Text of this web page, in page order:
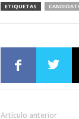
ETIQUETAS
Artículo anterior